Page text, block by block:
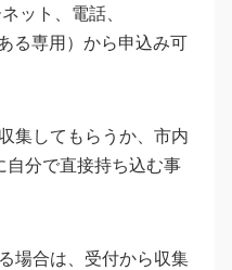
ット、電話、
る専用）から申込み可
集してもらうか、市内
自分で直接持ち込む事
場合は、受付から収集